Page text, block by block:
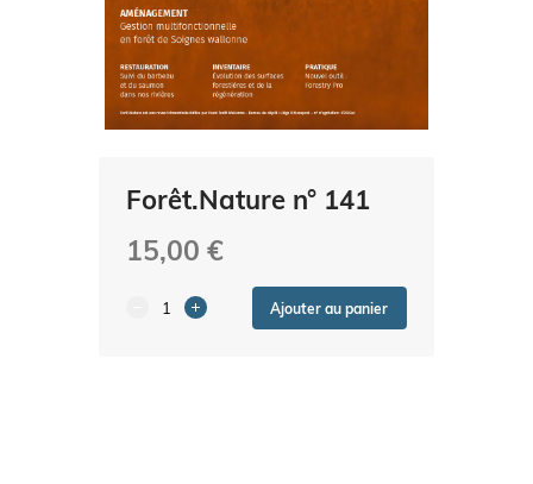
Forêt.Nature n° 141
15,00 €
Ajouter au panier